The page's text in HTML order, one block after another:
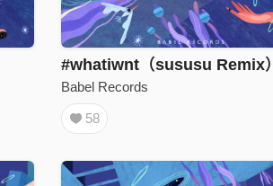
Babel Records
58